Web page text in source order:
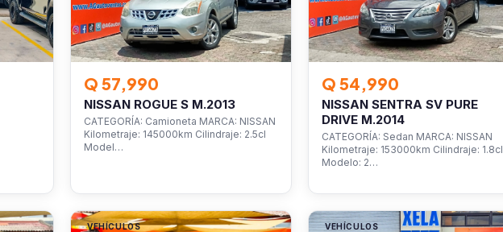
Q 57,990
NISSAN ROGUE S M.2013
CATEGORÍA: Camioneta MARCA: NISSAN
Kilometraje: 145000km Cilindraje: 2.5cl
Model…
Q 54,990
NISSAN SENTRA SV PURE
DRIVE M.2014
CATEGORÍA: Sedan MARCA: NISSAN
Kilometraje: 153000km Cilindraje: 1.8cl
Modelo: 2…
VEHÍCULOS VEHÍCULOS